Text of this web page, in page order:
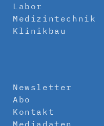
Labor
Medizintechnik
Klinikbau
Newsletter
Abo
Kontakt